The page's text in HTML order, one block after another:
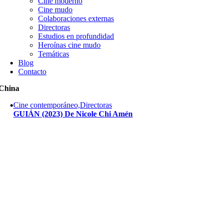
Cine mudo
Colaboraciones externas
Directoras
Estudios en profundidad
Heroínas cine mudo
Temáticas
Blog
Contacto
Cine contemporáneo,Directoras
GUIÁN (2023) De Nicole Chi Amén